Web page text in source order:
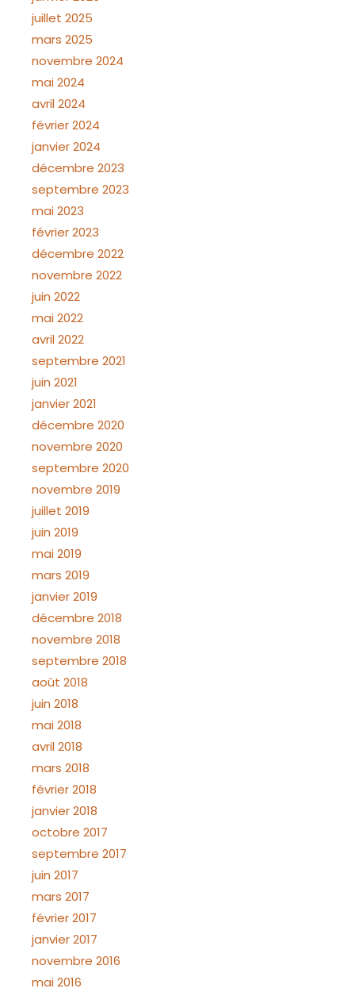
juillet 2025
mars 2025
novembre 2024
mai 2024
avril 2024
février 2024
janvier 2024
décembre 2023
septembre 2023
mai 2023
février 2023
décembre 2022
novembre 2022
juin 2022
mai 2022
avril 2022
septembre 2021
juin 2021
janvier 2021
décembre 2020
novembre 2020
septembre 2020
novembre 2019
juillet 2019
juin 2019
mai 2019
mars 2019
janvier 2019
décembre 2018
novembre 2018
septembre 2018
août 2018
juin 2018
mai 2018
avril 2018
mars 2018
février 2018
janvier 2018
octobre 2017
septembre 2017
juin 2017
mars 2017
février 2017
janvier 2017
novembre 2016
mai 2016